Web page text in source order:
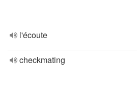
l'écoute
checkmating